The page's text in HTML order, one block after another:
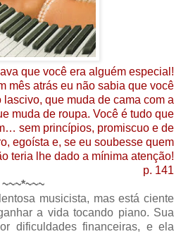
que você era alguém especial!
mês atrás eu não sabia que você
que muda de cama com a
muda de roupa. Você é tudo que
sem princípios, promiscuo e de
egoísta e, se eu soubesse quem
teria lhe dado a mínima atenção!
p. 141
~~~*~~~
musicista, mas está ciente
a vida tocando piano. Sua
dificuldades financeiras, e ela